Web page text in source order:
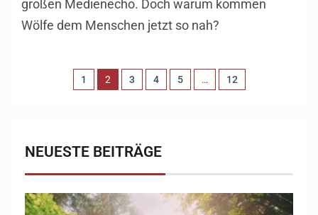
großen Medienecho. Doch warum kommen
Wölfe dem Menschen jetzt so nah?
1 2 3 4 5 … 12
NEUESTE BEITRÄGE